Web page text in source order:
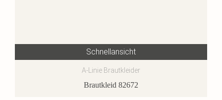
Schnellansicht
A-Linie Brautkleider
Brautkleid 82672